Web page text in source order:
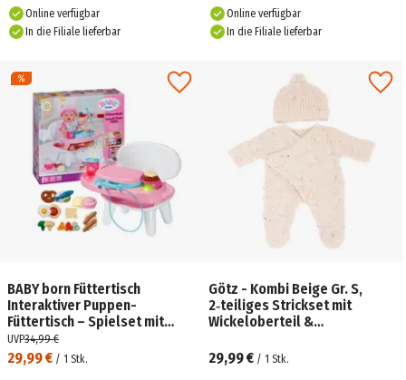
Online verfügbar
In die Filiale lieferbar
Online verfügbar
In die Filiale lieferbar
BABY born Füttertisch
Interaktiver Puppen-
Füttertisch – Spielset mit
Licht, Sound und Zubehör
29,99 € / 1 Stk.
UVP34,99 €
Götz - Kombi Beige Gr. S,
2‑teiliges Strickset mit
Wickeloberteil &
Babypuppen 30–33 cm
29,99 € / 1 Stk.